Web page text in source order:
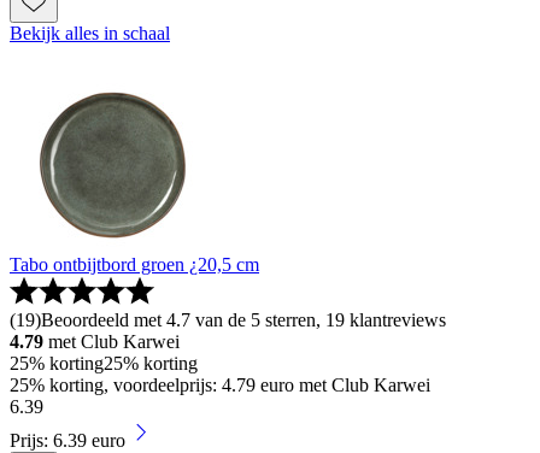
Bekijk alles in schaal
Tabo ontbijtbord groen ¿20,5 cm
(19)Beoordeeld met 4.7 van de 5 sterren, 19 klantreviews
4.79 met Club Karwei
25% korting25% korting
25% korting, voordeelprijs: 4.79 euro met Club Karwei
6.39
Prijs: 6.39 euro